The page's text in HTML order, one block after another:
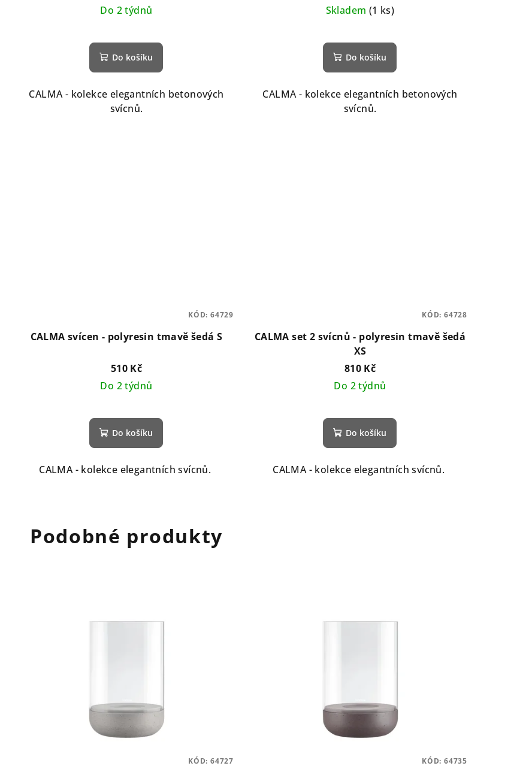
Do 2 týdnů
Do košíku
CALMA - kolekce elegantních betonových
svícnů.
Skladem (1 ks)
Do košíku
CALMA - kolekce elegantních betonových
svícnů.
CALMA svícen - polyresin tmavě šedá S
510 Kč
Do 2 týdnů
Do košíku
CALMA - kolekce elegantních svícnů.
KÓD: 64729
CALMA set 2 svícnů - polyresin tmavě šedá
XS
810 Kč
Do 2 týdnů
Do košíku
CALMA - kolekce elegantních svícnů.
KÓD: 64728
Podobné produkty
KÓD: 64727 KÓD: 64735